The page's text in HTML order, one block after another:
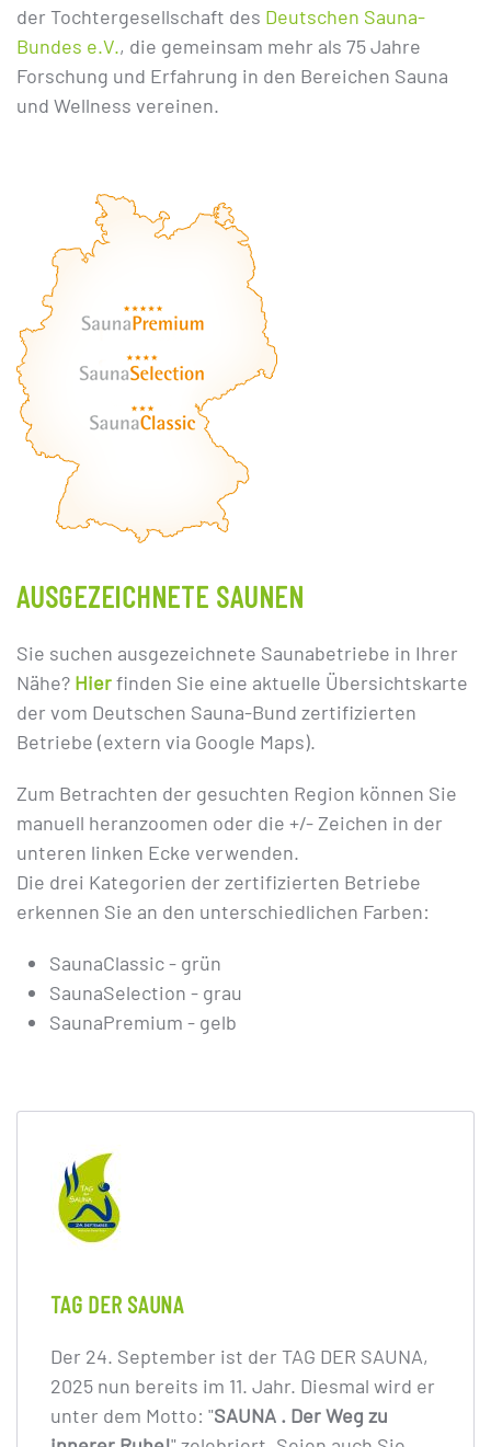
der Tochtergesellschaft des Deutschen Sauna-
Bundes e.V., die gemeinsam mehr als 75 Jahre
Forschung und Erfahrung in den Bereichen Sauna
und Wellness vereinen.
AUSGEZEICHNETE SAUNEN
Sie suchen ausgezeichnete Saunabetriebe in Ihrer
Nähe? Hierfinden Sie eine aktuelle Übersichtskarte
der vom Deutschen Sauna-Bund zertifizierten
Betriebe (extern via Google Maps).
Zum Betrachten der gesuchten Region können Sie
manuell heranzoomen oder die +/- Zeichen in der
unteren linken Ecke verwenden.
Die drei Kategorien der zertifizierten Betriebe
erkennen Sie an den unterschiedlichen Farben:
SaunaClassic - grün
SaunaSelection - grau
SaunaPremium - gelb
TAG DER SAUNA
Der 24. September ist der TAG DER SAUNA,
2025 nun bereits im 11. Jahr. Diesmal wird er
unter dem Motto: "SAUNA . Der Weg zu